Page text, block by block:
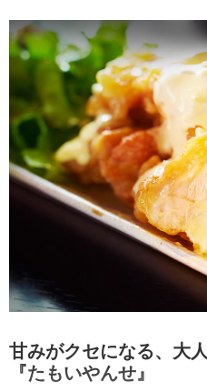
甘みがクセになる、大
『たもいやんせ』